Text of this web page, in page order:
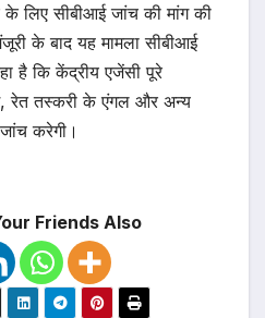
के लिए सीबीआई जांच की मांग की
के बाद यह मामला सीबीआई
है कि केंद्रीय एजेंसी पूरे
रेत तस्करी के एंगल और अन्य
करेगी।
Friends Also